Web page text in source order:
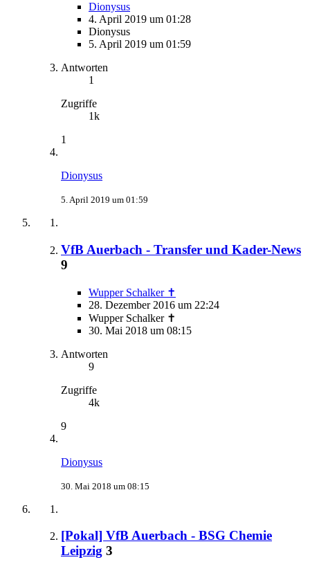
Dionysus
4. April 2019 um 01:28
Dionysus
5. April 2019 um 01:59
Antworten
1
Zugriffe
1k
1
Dionysus
5. April 2019 um 01:59
VfB Auerbach - Transfer und Kader-News
9
Wupper Schalker ✝
28. Dezember 2016 um 22:24
Wupper Schalker ✝
30. Mai 2018 um 08:15
Antworten
9
Zugriffe
4k
9
Dionysus
30. Mai 2018 um 08:15
[Pokal] VfB Auerbach - BSG Chemie
Leipzig 3